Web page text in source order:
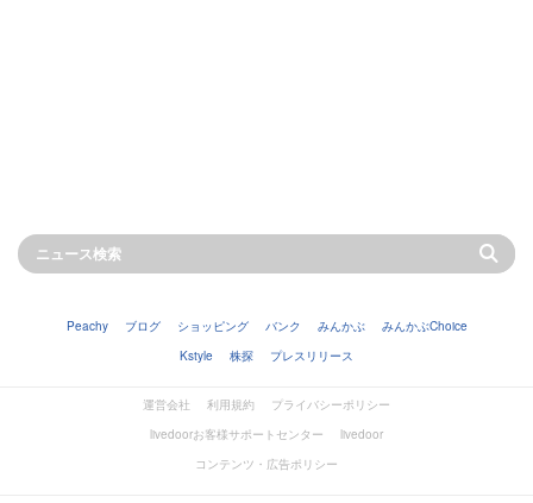
Peachy ブログ ショッピング バンク みんかぶ
みんかぶChoice
Kstyle
株探 プレスリリース
運営会社 利用規約
プライバシーポリシー
livedoorお客様サポートセンター
livedoor
コンテンツ・広告ポリシー